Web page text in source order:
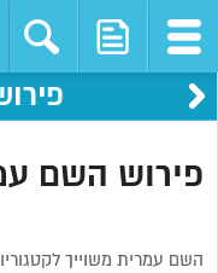
פירוש השם
השם עמרית משוייך